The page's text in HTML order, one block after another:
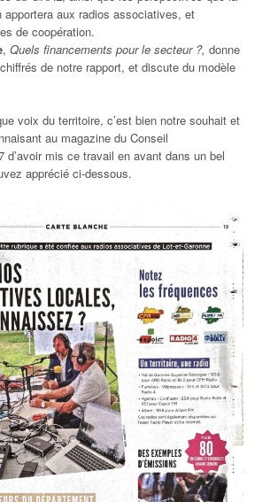
apportera aux radios associatives, et
de coopération.
, Quels financements pour le secteur ?, donne
de notre rapport, et discute du modèle
voix du territoire, c’est bien notre souhait et
au magazine du Conseil
d’avoir mis ce travail en avant dans un bel
apprécié ci-dessous.